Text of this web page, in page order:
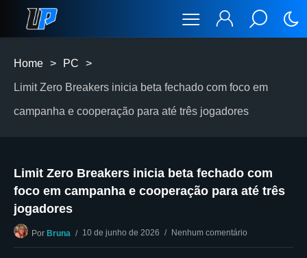
Home > PC >
Limit Zero Breakers inicia beta fechado com foco em
campanha e cooperação para até três jogadores
Limit Zero Breakers inicia beta fechado com
foco em campanha e cooperação para até três
jogadores
Por Bruna 10 de junho de 2026 Nenhum comentário